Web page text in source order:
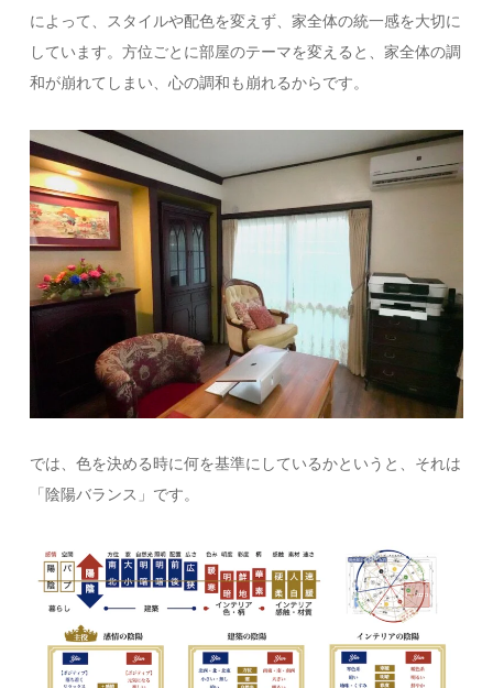
によって、スタイルや配色を変えず、家全体の統一感を大切に
しています。方位ごとに部屋のテーマを変えると、家全体の調
和が崩れてしまい、心の調和も崩れるからです。
では、色を決める時に何を基準にしているかというと、それは
「陰陽バランス」です。